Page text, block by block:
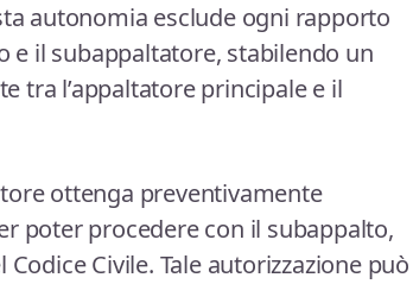
autonomia esclude ogni rapporto
il subappaltatore, stabilendo un
tra l’appaltatore principale e il
ottenga preventivamente
poter procedere con il subappalto,
Civile. Tale autorizzazione può